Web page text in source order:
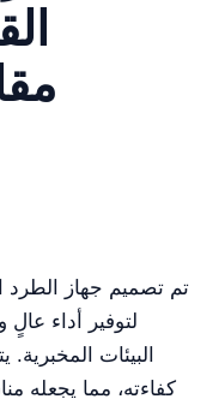
تم تصميم جهاز الطرد
البيئات
كفاءته، مما يجعله